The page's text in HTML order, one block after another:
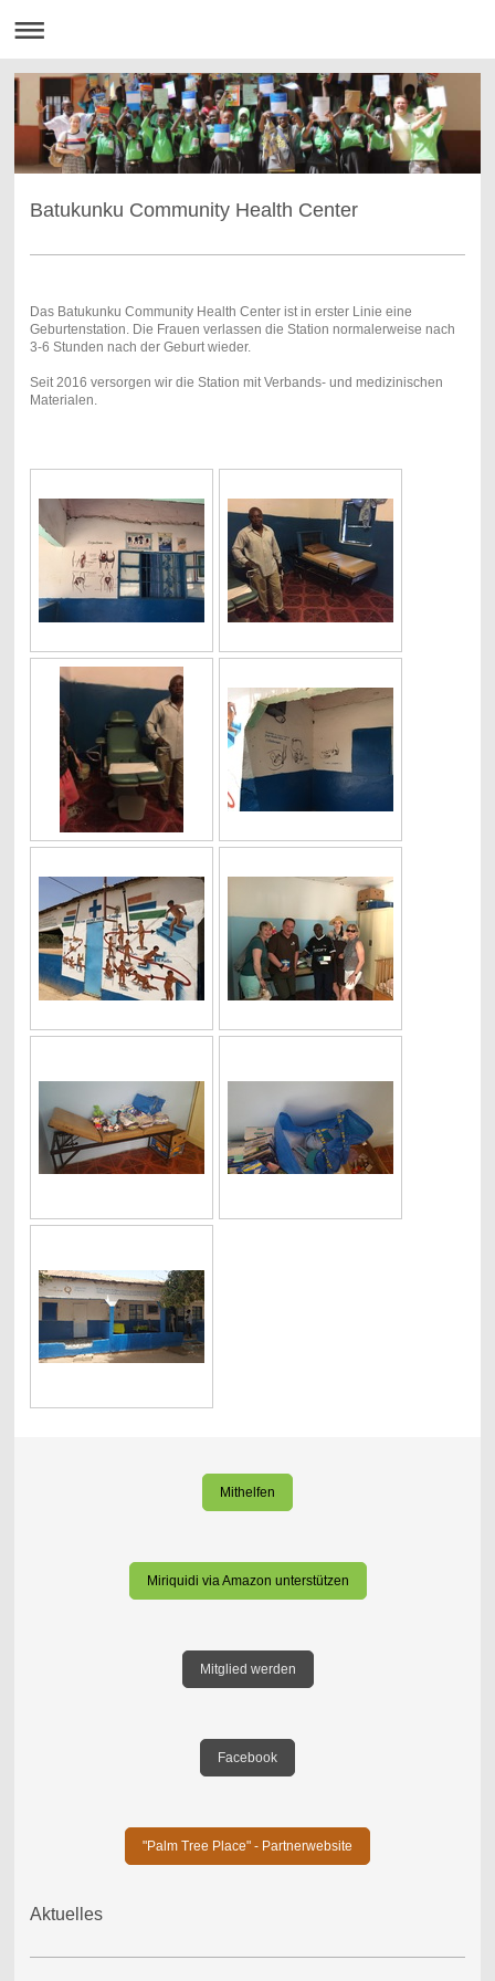
Batukunku Community Health Center
Das Batukunku Community Health Center ist in erster Linie eine
Geburtenstation. Die Frauen verlassen die Station normalerweise nach
3-6 Stunden nach der Geburt wieder.
Seit 2016 versorgen wir die Station mit Verbands- und medizinischen
Materialen.
Mithelfen
Miriquidi via Amazon unterstützen
Mitglied werden
Facebook
"Palm Tree Place" - Partnerwebsite
Aktuelles